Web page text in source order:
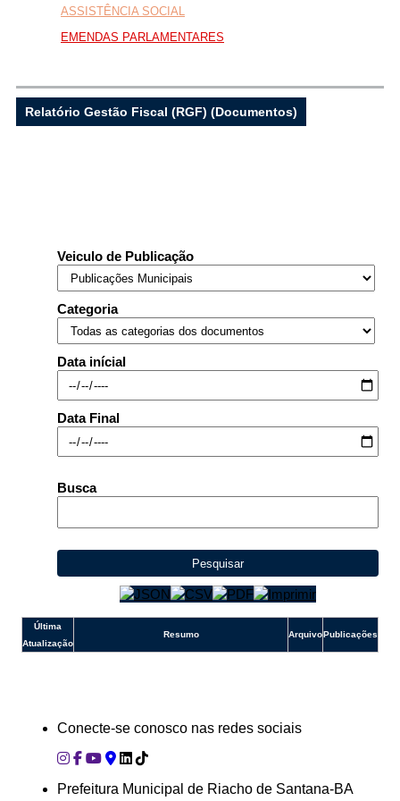
Ligue para nós
Ou seja atendido presencialmente
Segunda a sexta-feira, das 07:00 às 13:00
horas
Praça Monsenhor Tobias nº 321 - Centro -
Outros meios de contato
Ouvidoria
ASSISTÊNCIA SOCIAL
EMENDAS PARLAMENTARES
Relatório Gestão Fiscal (RGF) (Documentos)
Veiculo de Publicação
Categoria
Data inícial
Data Final
Busca
Pesquisar
Última
Atualização
Resumo ArquivoPublicações
Conecte-se conosco nas redes sociais
Prefeitura Municipal de Riacho de Santana-BA